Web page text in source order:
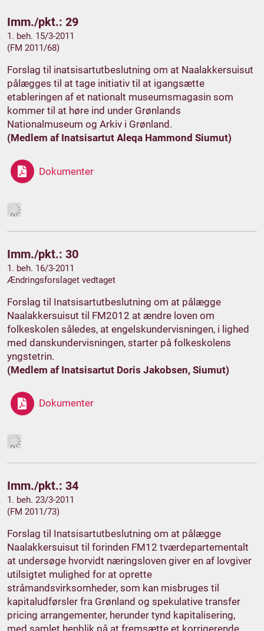
Imm./pkt.: 29
1. beh. 15/3-2011
(FM 2011/68)
Forslag til inatsisartutbeslutning om at Naalakkersuisut
pålægges til at tage initiativ til at igangsætte
etableringen af et nationalt museumsmagasin som
kommer til at høre ind under Grønlands
Nationalmuseum og Arkiv i Grønland.
(Medlem af Inatsisartut Aleqa Hammond Siumut)
Dokumenter
Imm./pkt.: 30
1. beh. 16/3-2011
Ændringsforslaget vedtaget
Forslag til Inatsisartutbeslutning om at pålægge
Naalakkersuisut til FM2012 at ændre loven om
folkeskolen således, at engelskundervisningen, i lighed
med danskundervisningen, starter på folkeskolens
yngstetrin.
(Medlem af Inatsisartut Doris Jakobsen, Siumut)
Dokumenter
Imm./pkt.: 34
1. beh. 23/3-2011
(FM 2011/73)
Forslag til Inatsisartutbeslutning om at pålægge
Naalakkersuisut til forinden FM12 tværdepartementalt
at undersøge hvorvidt næringsloven giver en af lovgiver
utilsigtet mulighed for at oprette
stråmandsvirksomheder, som kan misbruges til
kapitaludførsler fra Grønland og spekulative transfer
pricing arrangementer, herunder tynd kapitalisering,